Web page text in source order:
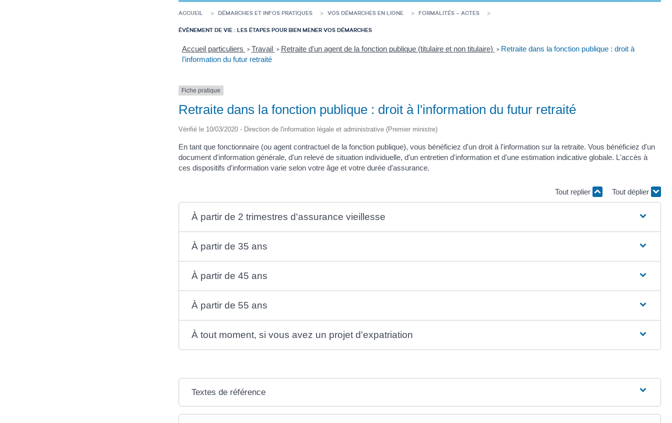
ACCUEIL DÉMARCHES ET INFOS PRATIQUES VOS DÉMARCHES EN LIGNE FORMALITÉS – ACTES
ÉVÈNEMENT DE VIE : LES ÉTAPES POUR BIEN MENER VOS DÉMARCHES
Accueil particuliers > Travail > Retraite d'un agent de la fonction publique (titulaire et non titulaire) > Retraite dans la fonction publique : droit à
l'information du futur retraité
Fiche pratique
Retraite dans la fonction publique : droit à l'information du futur retraité
Vérifié le 10/03/2020 - Direction de l'information légale et administrative (Premier ministre)
En tant que fonctionnaire (ou agent contractuel de la fonction publique), vous bénéficiez d'un droit à l'information sur la retraite. Vous bénéficiez d'un
document d'information générale, d'un relevé de situation individuelle, d'un entretien d'information et d'une estimation indicative globale. L'accès à
ces dispositifs d'information varie selon votre âge et votre durée d'assurance.
Tout replier Tout déplier
À partir de 2 trimestres d'assurance vieillesse
À partir de 35 ans
À partir de 45 ans
À partir de 55 ans
À tout moment, si vous avez un projet d'expatriation
Textes de référence